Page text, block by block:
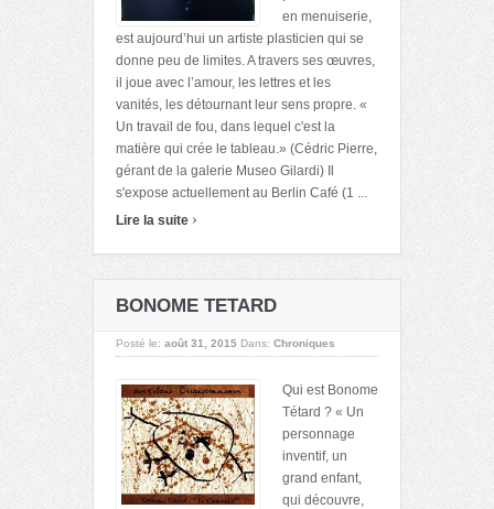
en menuiserie,
est aujourd’hui un artiste plasticien qui se
donne peu de limites. A travers ses œuvres,
il joue avec l’amour, les lettres et les
vanités, les détournant leur sens propre. «
Un travail de fou, dans lequel c'est la
matière qui crée le tableau.» (Cédric Pierre,
gérant de la galerie Museo Gilardi) Il
s'expose actuellement au Berlin Café (1 ...
Lire la suite ›
BONOME TETARD
Posté le: août 31, 2015 Dans: Chroniques
Qui est Bonome
Tétard ? « Un
personnage
inventif, un
grand enfant,
qui découvre,